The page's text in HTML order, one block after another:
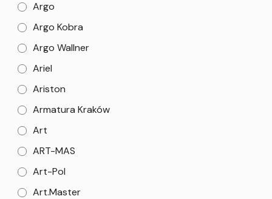
Argo
Argo Kobra
Argo Wallner
Ariel
Ariston
Armatura Kraków
Art
ART-MAS
Art-Pol
Art.Master